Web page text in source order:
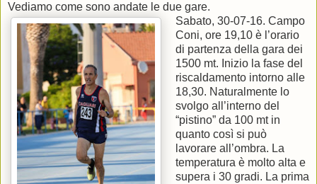
Vediamo come sono andate le due gare.
Sabato, 30-07-16. Campo
Coni, ore 19,10 è l’orario
di partenza della gara dei
1500 mt. Inizio la fase del
riscaldamento intorno alle
18,30. Naturalmente lo
svolgo all’interno del
“pistino” da 100 mt in
quanto così si può
lavorare all’ombra. La
temperatura è molto alta e
supera i 30 gradi. La prima